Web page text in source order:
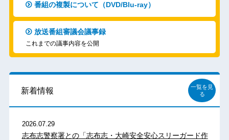
番組の複製について（DVD/Blu-ray）
放送番組審議会議事録
これまでの議事内容を公開
新着情報
一覧を見
る
2026.07.29
志布志警察署との「志布志・大崎安全安心スリーガード作